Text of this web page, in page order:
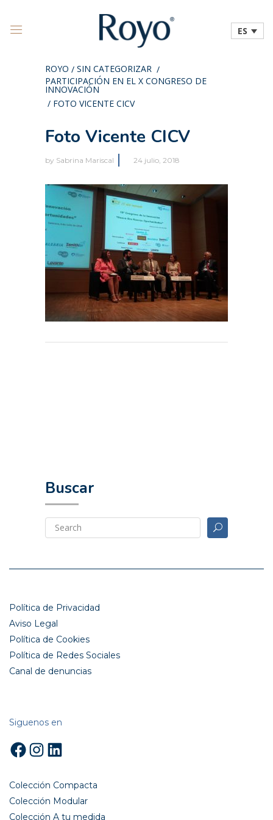
ES
ROYO / SIN CATEGORIZAR /
PARTICIPACIÓN EN EL X CONGRESO DE
INNOVACIÓN
/ FOTO VICENTE CICV
Foto Vicente CICV
by Sabrina Mariscal 24 julio, 2018
Buscar
Política de Privacidad
Aviso Legal
Política de Cookies
Política de Redes Sociales
Canal de denuncias
Siguenos en
Facebook
Instagram
LinkedIn
Colección Compacta
Colección Modular
Colección A tu medida